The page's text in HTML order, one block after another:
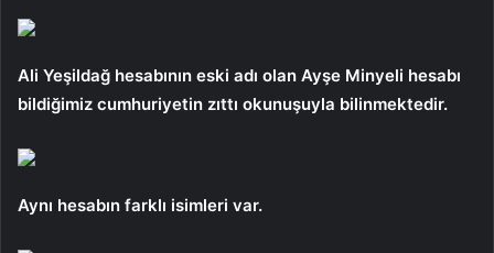
Ali Yeşildağ hesabının eski adı olan Ayşe Minyeli hesabı
bildiğimiz cumhuriyetin zıttı okunuşuyla bilinmektedir.
Aynı hesabın farklı isimleri var.